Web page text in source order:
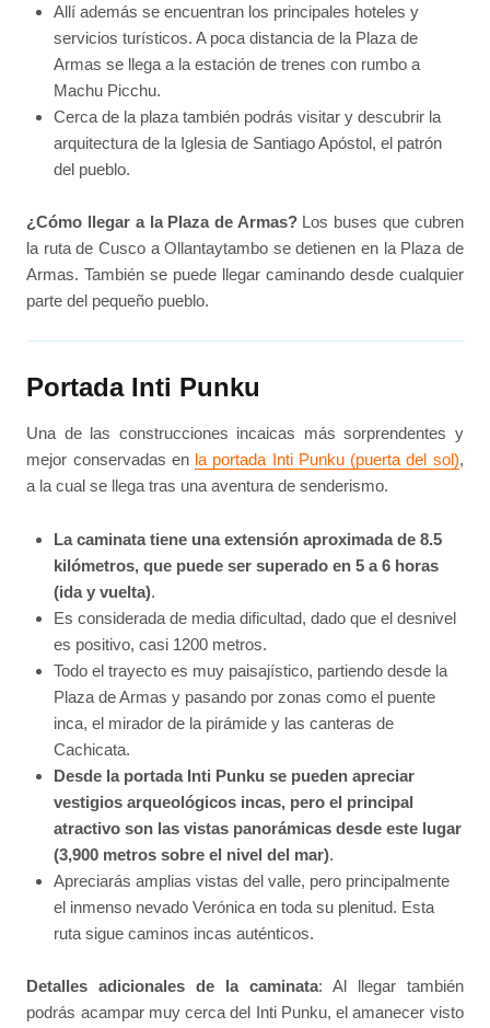
Allí además se encuentran los principales hoteles y
servicios turísticos. A poca distancia de la Plaza de
Armas se llega a la estación de trenes con rumbo a
Machu Picchu.
Cerca de la plaza también podrás visitar y descubrir la
arquitectura de la Iglesia de Santiago Apóstol, el patrón
del pueblo.
¿Cómo llegar a la Plaza de Armas?Los buses que cubren
la ruta de Cusco a Ollantaytambo se detienen en la Plaza de
Armas. También se puede llegar caminando desde cualquier
parte del pequeño pueblo.
Portada Inti Punku
Una de las construcciones incaicas más sorprendentes y
mejor conservadas en la portada Inti Punku (puerta del sol),
a la cual se llega tras una aventura de senderismo.
La caminata tiene una extensión aproximada de 8.5
kilómetros, que puede ser superado en 5 a 6 horas
(ida y vuelta).
Es considerada de media dificultad, dado que el desnivel
es positivo, casi 1200 metros.
Todo el trayecto es muy paisajístico, partiendo desde la
Plaza de Armas y pasando por zonas como el puente
inca, el mirador de la pirámide y las canteras de
Cachicata.
Desde la portada Inti Punku se pueden apreciar
vestigios arqueológicos incas, pero el principal
atractivo son las vistas panorámicas desde este lugar
(3,900 metros sobre el nivel del mar).
Apreciarás amplias vistas del valle, pero principalmente
el inmenso nevado Verónica en toda su plenitud. Esta
ruta sigue caminos incas auténticos.
Detalles adicionales de la caminata: Al llegar también
podrás acampar muy cerca del Inti Punku, el amanecer visto